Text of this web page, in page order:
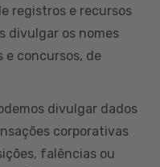
registros e recursos
divulgar os nomes
e concursos, de
divulgar dados
corporativas
falências ou